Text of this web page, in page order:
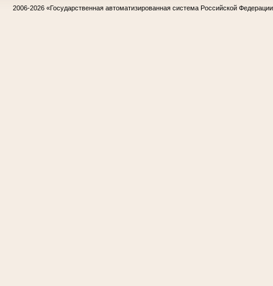
2006-2026 «Государственная автоматизированная система Российской